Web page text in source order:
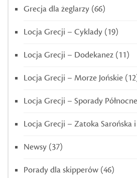
Grecja dla żeglarzy (66)
Locja Grecji – Cyklady (19)
Locja Grecji – Dodekanez (11)
Locja Grecji – Morze Jońskie
Locja Grecji – Sporady Północne
Locja Grecji – Zatoka Sarońska
Newsy (37)
Porady dla skipperów (46)